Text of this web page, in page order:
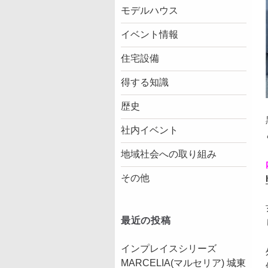
モデルハウス
イベント情報
住宅設備
得する知識
歴史
社内イベント
地域社会への取り組み
その他
最近の投稿
インプレイスシリーズ
MARCELIA(マルセリア) 城東